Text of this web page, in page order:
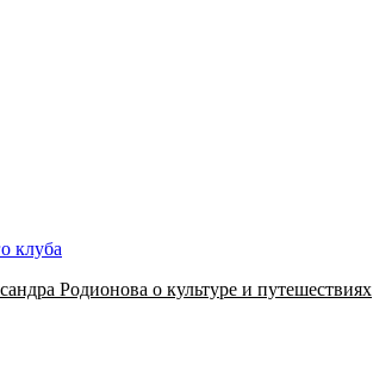
клуба
Родионова о культуре и путешествиях